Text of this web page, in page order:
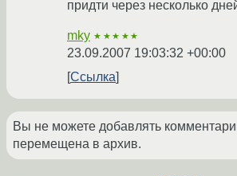
придти через несколько
mky ★★★★★
23.09.2007 19:03:32 +00:00
Ссылка
Вы не можете добавлять
перемещена в архив.